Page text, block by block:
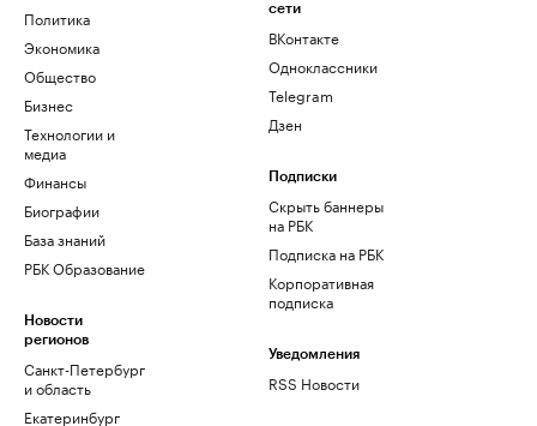
Политика
Экономика
Общество
Бизнес
Технологии и
медиа
Финансы
Биографии
База знаний
РБК Образование
Новости
регионов
Санкт-Петербург
и область
Екатеринбург
сети
ВКонтакте
Одноклассники
Telegram
Дзен
Подписки
Скрыть баннеры
на РБК
Подписка на РБК
Корпоративная
подписка
Уведомления
RSS Новости